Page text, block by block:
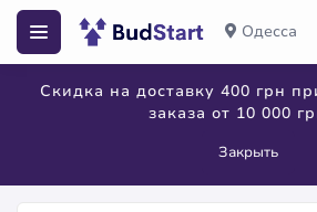
Одесса
Скидка на доставку 400 грн
заказа от 10 000
Закрыть